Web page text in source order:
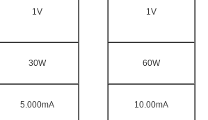
1V 1V
30W 60W
5.000mA 10.00mA